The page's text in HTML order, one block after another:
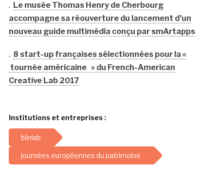
. Le musée Thomas Henry de Cherbourg
accompagne sa réouverture du lancement d’un
nouveau guide multimédia conçu par smArtapps
. 8 start-up françaises sélectionnées pour la «
tournée américaine » du French-American
Creative Lab 2017
Institutions et entreprises :
biinlab
journées européennes du patrimoine